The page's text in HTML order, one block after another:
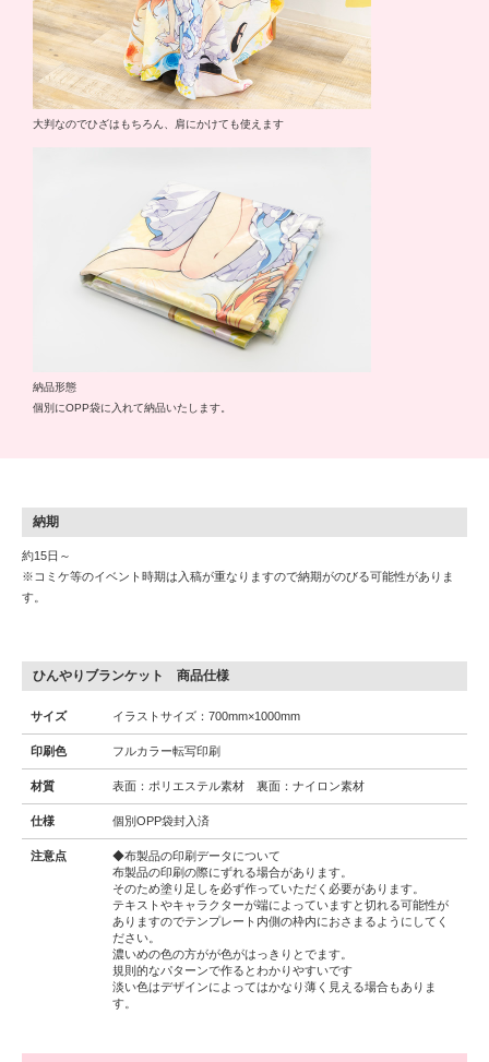
大判なのでひざはもちろん、肩にかけても使えます
納品形態
個別にOPP袋に入れて納品いたします。
納期
約15日～
※コミケ等のイベント時期は入稿が重なりますので納期がのびる可能性がありま
す。
ひんやりブランケット 商品仕様
サイズ イラストサイズ：700mm×1000mm
印刷色 フルカラー転写印刷
材質 表面：ポリエステル素材 裏面：ナイロン素材
仕様 個別OPP袋封入済
注意点
◆布製品の印刷データについて
布製品の印刷の際にずれる場合があります。
そのため塗り足しを必ず作っていただく必要があります。
テキストやキャラクターが端によっていますと切れる可能性が
ありますのでテンプレート内側の枠内におさまるようにしてく
ださい。
濃いめの色の方がが色がはっきりとでます。
規則的なパターンで作るとわかりやすいです
淡い色はデザインによってはかなり薄く見える場合もありま
す。